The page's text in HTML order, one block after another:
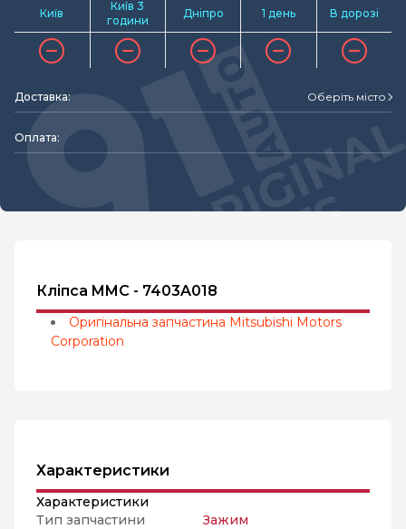
Київ
Київ 3
години
Дніпро 1 день В дорозі
Доставка: Оберіть місто
Оплата:
Кліпса MMC - 7403A018
Оригінальна запчастина Mitsubishi Motors
Corporation
Характеристики
Характеристики
Тип запчастини
Зажим